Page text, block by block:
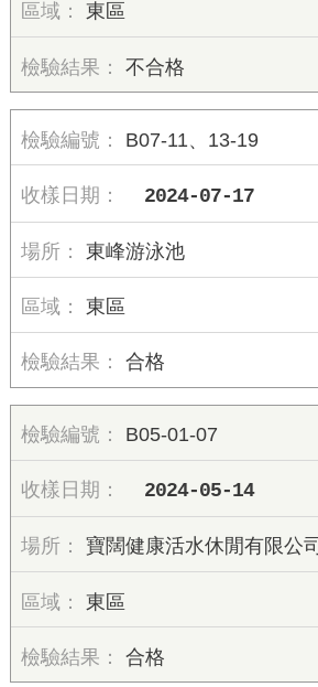
東區
不合格
B07-11、13-19
2024-07-17
東峰游泳池
東區
合格
B05-01-07
2024-05-14
寶闊健康活水休閒有限公司
東區
合格